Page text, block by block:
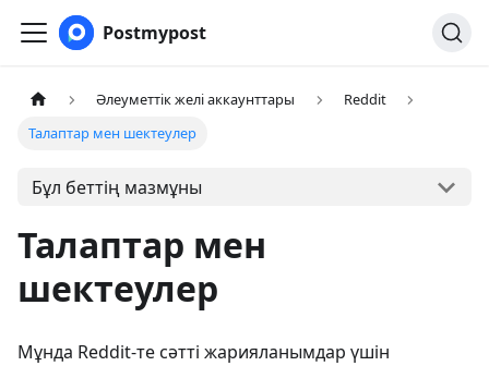
Postmypost
Әлеуметтік желі аккаунттары
Reddit
Талаптар мен шектеулер
Бұл беттің мазмұны
Талаптар мен
шектеулер
Мұнда Reddit-те сәтті жарияланымдар үшін